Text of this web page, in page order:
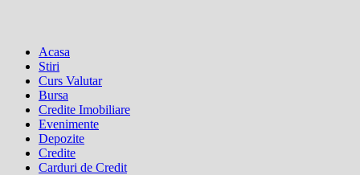
Acasa
Stiri
Curs Valutar
Bursa
Credite Imobiliare
Evenimente
Depozite
Credite
Carduri de Credit